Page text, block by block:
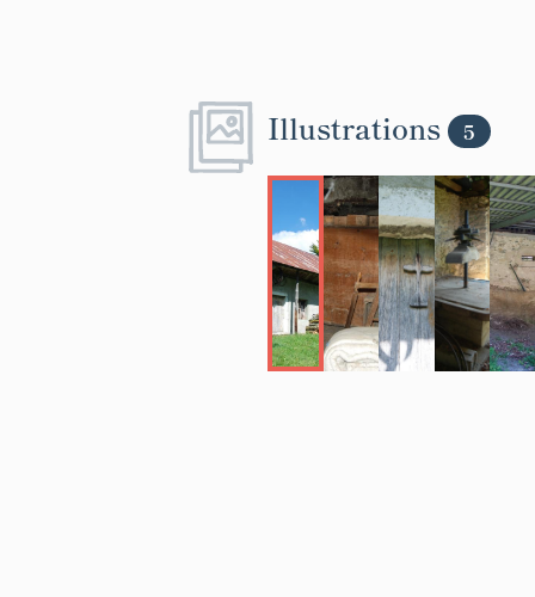
Illustrations 5